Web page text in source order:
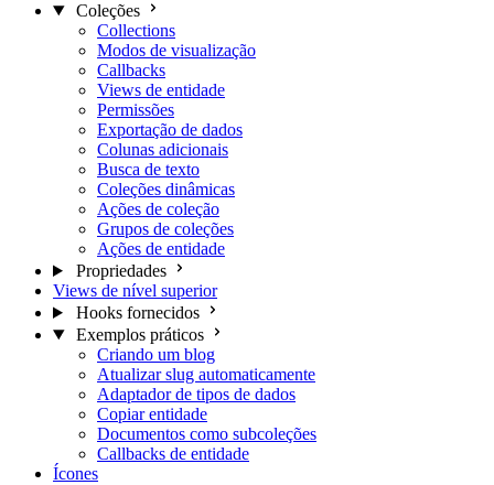
Coleções
Collections
Modos de visualização
Callbacks
Views de entidade
Permissões
Exportação de dados
Colunas adicionais
Busca de texto
Coleções dinâmicas
Ações de coleção
Grupos de coleções
Ações de entidade
Propriedades
Views de nível superior
Hooks fornecidos
Exemplos práticos
Criando um blog
Atualizar slug automaticamente
Adaptador de tipos de dados
Copiar entidade
Documentos como subcoleções
Callbacks de entidade
Ícones